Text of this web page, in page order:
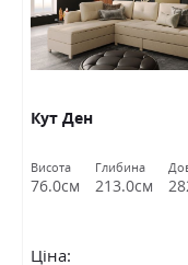
Кут Ден
Висота
76.0см
Глибина
213.0см
Ціна: